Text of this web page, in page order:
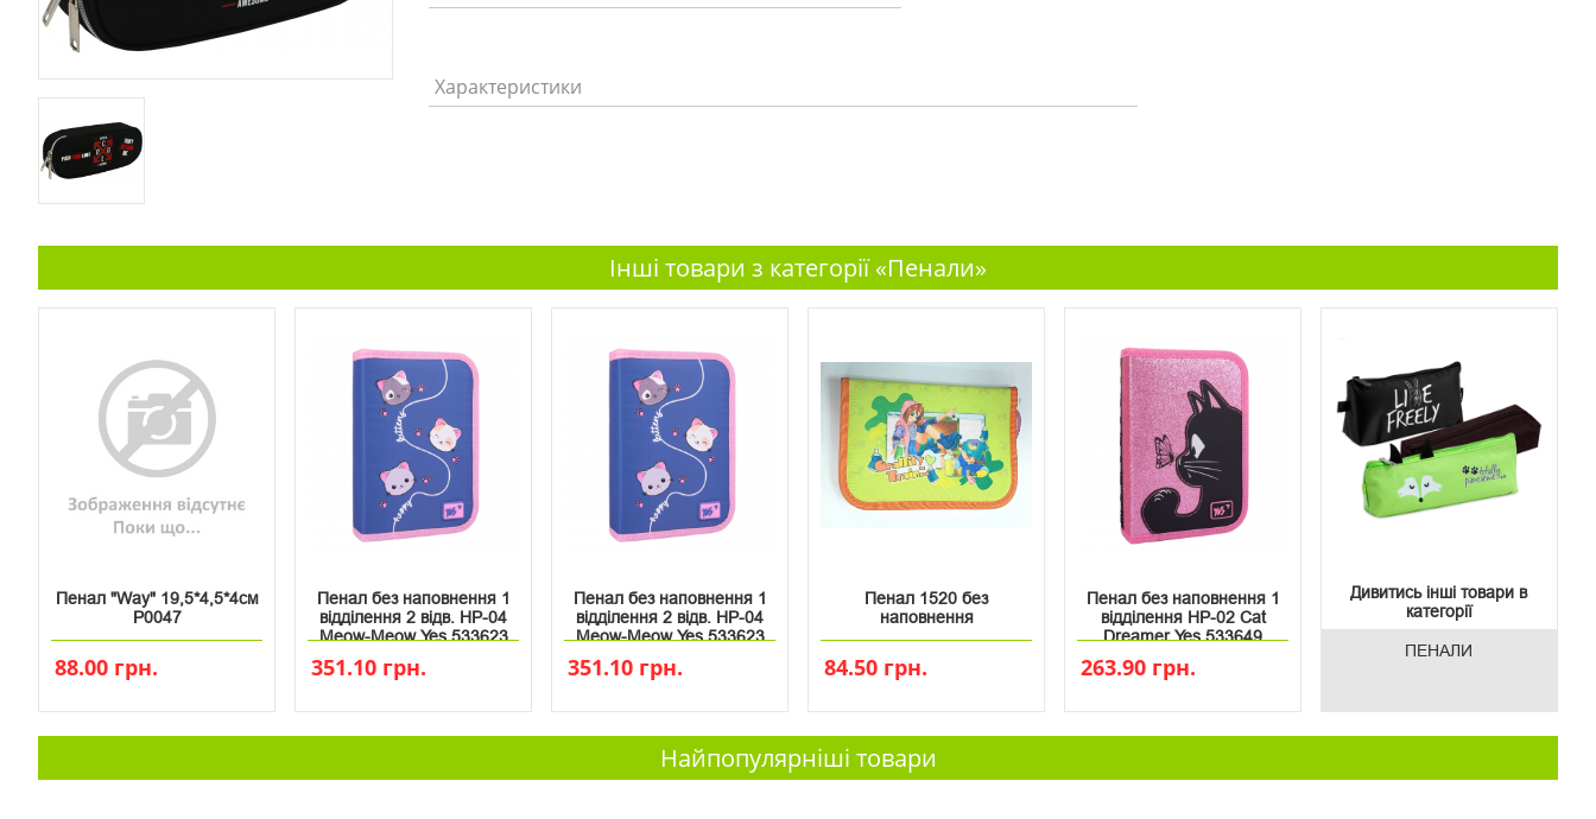
Характеристики
Інші товари з категорії «Пенали»
Пенал "Way" 19,5*4,5*4см
P0047
88.00 грн.
Пенал без наповнення 1
відділення 2 відв. HP-04
Meow-Meow Yes 533623
351.10 грн.
Пенал без наповнення 1
відділення 2 відв. HP-04
Meow-Meow Yes 533623
351.10 грн.
Пенал 1520 без
наповнення
84.50 грн.
Пенал без наповнення 1
відділення HP-02 Cat
Dreamer Yes 533649
263.90 грн.
Дивитись інші товари в
категорії
ПЕНАЛИ
Найпопулярніші товари